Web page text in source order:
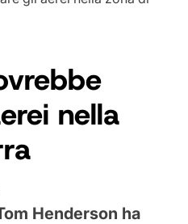
nella
Henderson ha